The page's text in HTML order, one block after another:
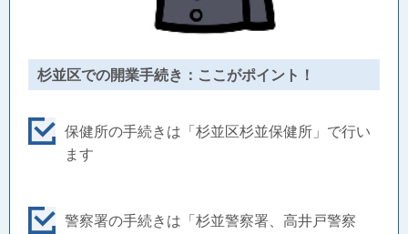
杉並区での開業手続き：ここがポイント！
保健所の手続きは「杉並区杉並保健所」で行い
ます
警察署の手続きは「杉並警察署、高井戸警察